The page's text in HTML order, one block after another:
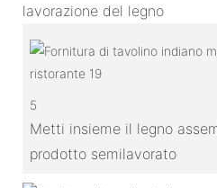
lavorazione del legno
5
Metti insieme il legno
prodotto semilavorato